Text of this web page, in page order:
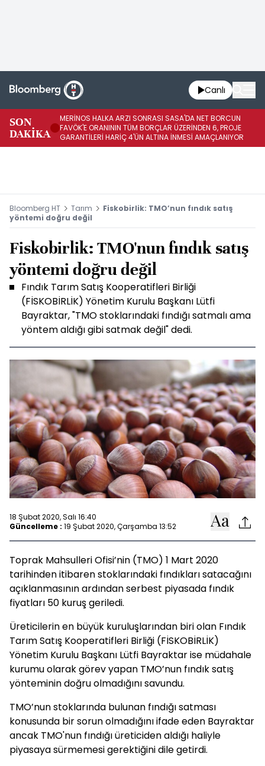
Canlı
SON
DAKİKA
MERİNOS HALKA ARZI SONRASI SASA'DA NET BORCUN
FAVÖK'E ORANININ TÜM BORÇLAR ÜZERİNDEN 6, PROJE
GARANTİLERİ HARİÇ 4'ÜN ALTINA İNMESİ AMAÇLANIYOR
Bloomberg HT Tarım
Fiskobirlik: TMO’nun fındık satış
yöntemi doğru değil
Fiskobirlik: TMO'nun fındık satış
yöntemi doğru değil
Fındık Tarım Satış Kooperatifleri Birliği
(FİSKOBİRLİK) Yönetim Kurulu Başkanı Lütfi
Bayraktar, "TMO stoklarındaki fındığı satmalı ama
yöntem aldığı gibi satmak değil" dedi.
18 Şubat 2020, Salı 16:40
Güncelleme : 19 Şubat 2020, Çarşamba 13:52
Toprak Mahsulleri Ofisi’nin (TMO) 1 Mart 2020
tarihinden itibaren stoklarındaki fındıkları satacağını
açıklanmasının ardından serbest piyasada fındık
fiyatları 50 kuruş geriledi.
Üreticilerin en büyük kuruluşlarından biri olan Fındık
Tarım Satış Kooperatifleri Birliği (FİSKOBİRLİK)
Yönetim Kurulu Başkanı Lütfi Bayraktar ise müdahale
kurumu olarak görev yapan TMO’nun fındık satış
yönteminin doğru olmadığını savundu.
TMO’nun stoklarında bulunan fındığı satması
konusunda bir sorun olmadığını ifade eden Bayraktar
ancak TMO'nun fındığı üreticiden aldığı haliyle
piyasaya sürmemesi gerektiğini dile getirdi.